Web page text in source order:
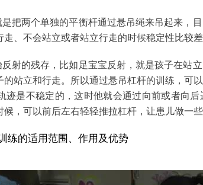
把两个单独的平衡杆通过悬吊绳来吊起来，
、不会站立或者站立行走的时候稳定性比较
射的残存，比如足宝宝反射，就是孩子在站
站立和行走。所以通过悬吊杠杆的训练，可
迹是不稳定的，这时他就会通过向前或者向
，可以前后左右轻轻推拉杠杆，让患儿做一
练的适用范围、作用及优势